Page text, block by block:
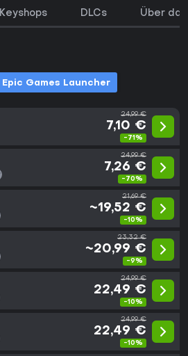
Keyshops DLCs Über
Epic Games Launcher
24,99 €
7,10 €
-71%
24,99 €
7,26 €
-70%
21,69 €
~19,52 €
-10%
23,32 €
~20,99 €
-9%
24,99 €
22,49 €
-10%
24,99 €
22,49 €
-10%